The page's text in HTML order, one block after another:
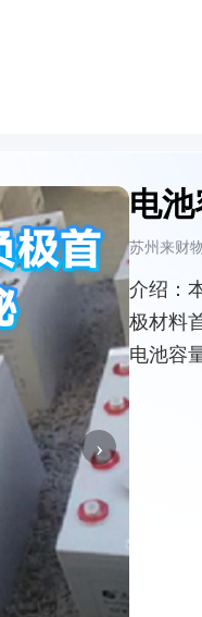
›
电
苏州来财
介绍：
极材料
电池容